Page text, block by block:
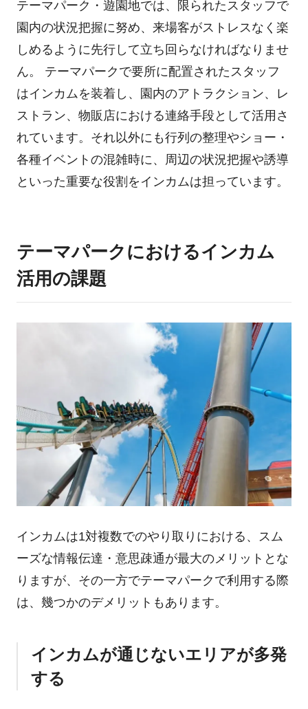
テーマパーク・遊園地では、限られたスタッフで
園内の状況把握に努め、来場客がストレスなく楽
しめるように先行して立ち回らなければなりませ
ん。 テーマパークで要所に配置されたスタッフ
はインカムを装着し、園内のアトラクション、レ
ストラン、物販店における連絡手段として活用さ
れています。それ以外にも行列の整理やショー・
各種イベントの混雑時に、周辺の状況把握や誘導
といった重要な役割をインカムは担っています。
テーマパークにおけるインカム
活用の課題
インカムは1対複数でのやり取りにおける、スム
ーズな情報伝達・意思疎通が最大のメリットとな
りますが、その一方でテーマパークで利用する際
は、幾つかのデメリットもあります。
インカムが通じないエリアが多発
する